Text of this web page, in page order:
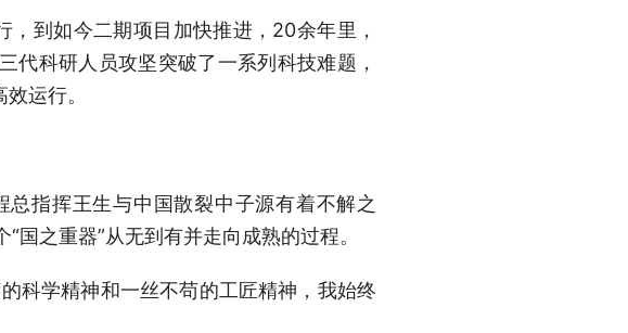
到如今二期项目加快推进，20余年里，
代科研人员攻坚突破了一系列科技难题，
运行。
指挥王生与中国散裂中子源有着不解之
之重器”从无到有并走向成熟的过程。
学精神和一丝不苟的工匠精神，我始终